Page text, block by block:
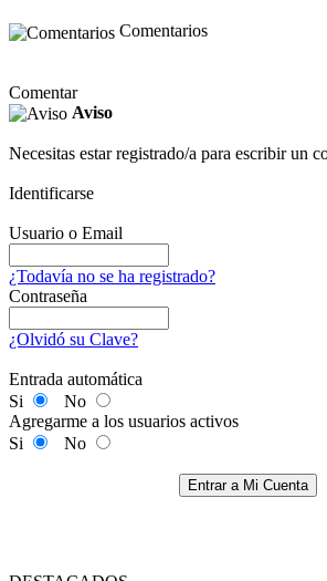
Comentarios
Comentar
Aviso
Necesitas estar registrado/a para escribir un
Identificarse
Usuario o Email
¿Todavía no se ha registrado?
Contraseña
¿Olvidó su Clave?
Entrada automática
Si
No
Agregarme a los usuarios activos
Si
No
Entrar a Mi Cuenta